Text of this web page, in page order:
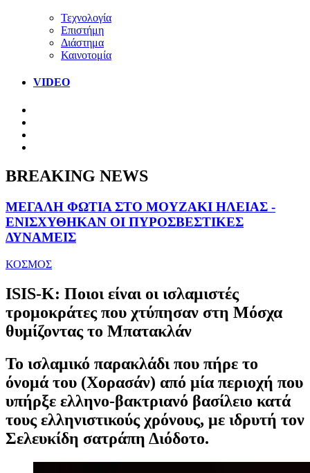
Τεχνολογία
Επιστήμη
Διάστημα
Καινοτομία
VIDEO
BREAKING NEWS
ΜΕΓΑΛΗ ΦΩΤΙΑ ΣΤΟ ΜΟΥΖΑΚΙ ΗΛΕΙΑΣ -
ΕΝΙΣΧΥΘΗΚΑΝ ΟΙ ΠΥΡΟΣΒΕΣΤΙΚΕΣ
ΔΥΝΑΜΕΙΣ
ΚΟΣΜΟΣ
ISIS-K: Ποιοι είναι οι ισλαμιστές
τρομοκράτες που χτύπησαν στη Μόσχα
θυμίζοντας το Μπατακλάν
Το ισλαμικό παρακλάδι που πήρε το
όνομά του (Χορασάν) από μία περιοχή που
υπήρξε ελληνο-βακτριανό βασίλειο κατά
τους ελληνιστικούς χρόνους, με ιδρυτή τον
Σελευκίδη σατράπη Διόδοτο.